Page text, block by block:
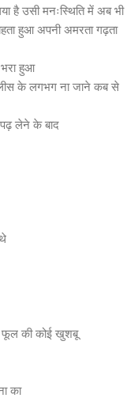
है उसी मनःस्थिति में अब भी
हुआ अपनी अमरता गढ़ता
हुआ
के लगभग ना जाने कब से
लेने के बाद
फूल की कोई खुशबू
का